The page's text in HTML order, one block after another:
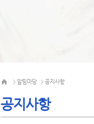
> 알림마당 > 공지사항
공지사항